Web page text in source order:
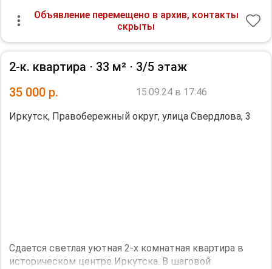
квартире есть все необходимое для проживания.
Квартира рассчитана для проживания одного-двух
жильцов.
Холодильник, Посудомоечная машина, Стиральная
Необходим залог, 20000 р.
Объявление перемещено в архив, контакты
скрыты
2-к. квартира ⋅ 33 м² ⋅ 3/5 этаж
35 000 р. 15.09.24 в 17:46
Иркутск, Правобережный округ, улица Свердлова, 3
Сдается светлая уютная 2-х комнатная квартира в
историческом центре Иркутска. В шаговой